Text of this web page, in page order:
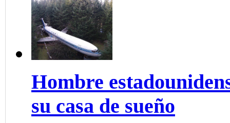
Hombre
su casa de sueño